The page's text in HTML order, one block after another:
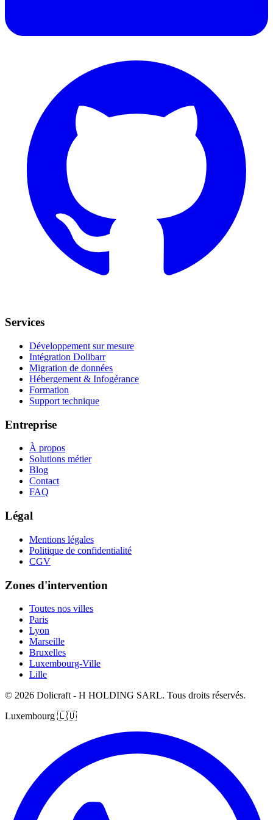
Services
Développement sur mesure
Intégration Dolibarr
Migration de données
Hébergement & Infogérance
Formation
Support technique
Entreprise
À propos
Solutions métier
Blog
Contact
FAQ
Légal
Mentions légales
Politique de confidentialité
CGV
Zones d'intervention
Toutes nos villes
Paris
Lyon
Marseille
Bruxelles
Luxembourg-Ville
Lille
© 2026 Dolicraft - H HOLDING SARL. Tous droits réservés.
Luxembourg 🇱🇺